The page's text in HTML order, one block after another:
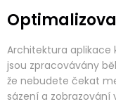
Architektura aplikace
jsou zpracovávány
že nebudete čekat
sázení a